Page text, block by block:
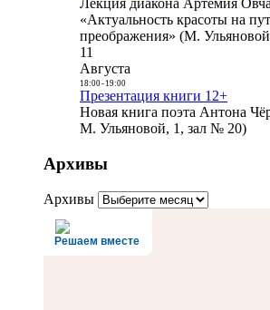
Лекция диакона Артемия
«Актуальность красоты на
преображения» (М.
11
Августа
18:00- 19:00
Презентация книги 12+
Новая книга поэта Антона
М. Ульяновой, 1, зал № 20)
Архивы
Архивы
Решаем вместе